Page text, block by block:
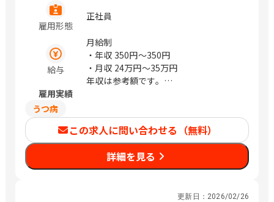
雇用形態
正社員
給与
月給制
・年収 350円〜350円
・月収 24万円〜35万円
年収は参考額です。
雇用実績
うつ病
この求人に問い合わせる（無料）
詳細を見る
更新日： 2026/02/26